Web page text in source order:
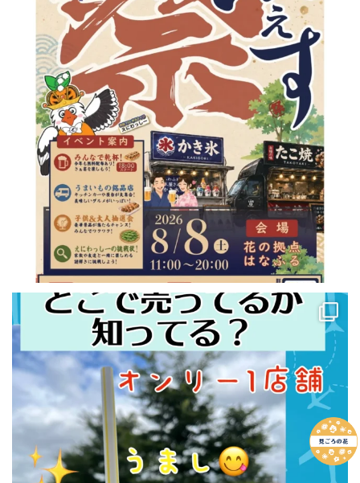
28 0
この前の北海道旅行✈️の目的の一つだった☝️
白い恋人シェイク🥤飲んできたよ〜❤️...
43 0